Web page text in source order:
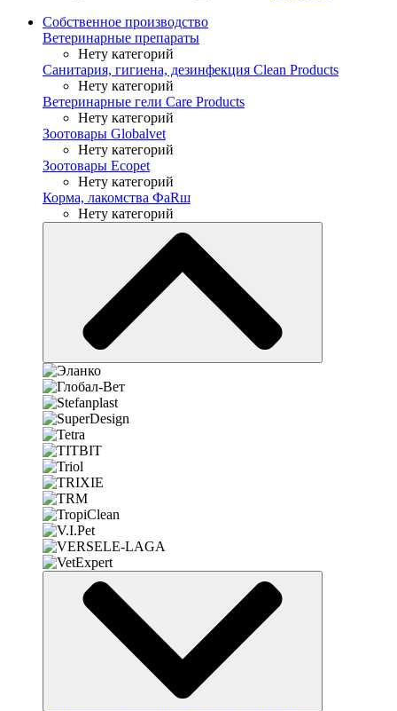
Собственное производство
Ветеринарные препараты
Нету категорий
Санитария, гигиена, дезинфекция Clean Products
Нету категорий
Ветеринарные гели Care Products
Нету категорий
Зоотовары Globalvet
Нету категорий
Зоотовары Ecopet
Нету категорий
Корма, лакомства ФaRш
Нету категорий